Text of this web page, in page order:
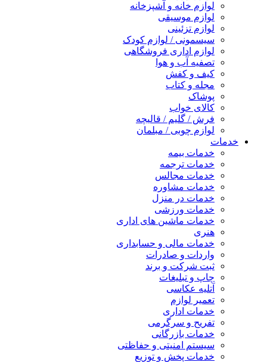
لوازم خانه و آشپزخانه
لوازم موسیقی
لوازم تزئینی
سیسمونی / لوازم کودک
لوازم اداری فروشگاهی
تصفیه آب و هوا
کیف و کفش
مجله و کتاب
پوشاک
کالای خواب
فرش / گلیم / قالیچه
لوازم چوبی / مبلمان
خدمات
خدمات بیمه
خدمات ترجمه
خدمات مجالس
خدمات مشاوره
خدمات در منزل
خدمات ورزشی
خدمات ماشین های اداری
هنری
خدمات مالی و حسابداری
واردات و صادرات
ثبت شرکت و برند
چاپ و تبلیغات
آتلیه عکاسی
تعمیر لوازم
خدمات اداری
تفریح و سرگرمی
خدمات بازرگانی
سیستم امنیتی و حفاظتی
خدمات پخش و توزیع